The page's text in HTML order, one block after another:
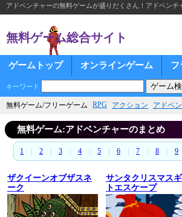
アドベンチャーの無料ゲームが盛りだくさん！アドベン
無料ゲーム総合サイト
ゲームトップ オンラインゲーム フ
キーワード
無料ゲーム/フリーゲーム RPG アクション アドベ
無料ゲーム:アドベンチャーのまとめ
1 2 3 4 5 6 7 8 9
ザクイーンオブザスネ
ーク
サンタクリスマス
トエスケープ